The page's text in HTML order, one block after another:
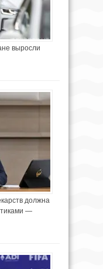
выросли
должна
—